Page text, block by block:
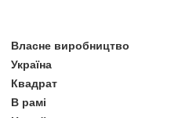
Власне виробництво
Україна
Квадрат
В рамі